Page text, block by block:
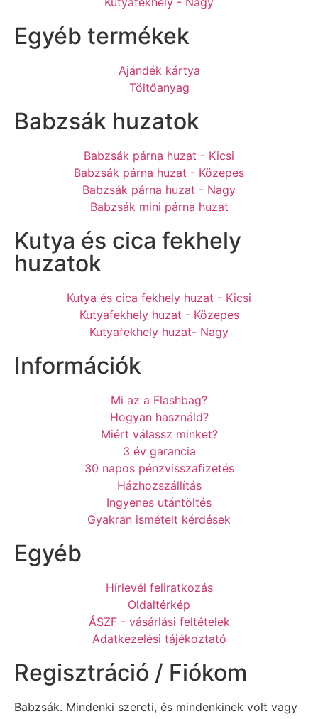
Egyéb termékek
Ajándék kártya
Töltőanyag
Babzsák huzatok
Babzsák párna huzat - Kicsi
Babzsák párna huzat - Közepes
Babzsák párna huzat - Nagy
Babzsák mini párna huzat
Kutya és cica fekhely
huzatok
Kutya és cica fekhely huzat - Kicsi
Kutyafekhely huzat - Közepes
Kutyafekhely huzat- Nagy
Információk
Mi az a Flashbag?
Hogyan használd?
Miért válassz minket?
3 év garancia
30 napos pénzvisszafizetés
Házhozszállítás
Ingyenes utántöltés
Gyakran ismételt kérdések
Egyéb
Hírlevél feliratkozás
Oldaltérkép
ÁSZF - vásárlási feltételek
Adatkezelési tájékoztató
Regisztráció / Fiókom
Babzsák. Mindenki szereti, és mindenkinek volt vagy